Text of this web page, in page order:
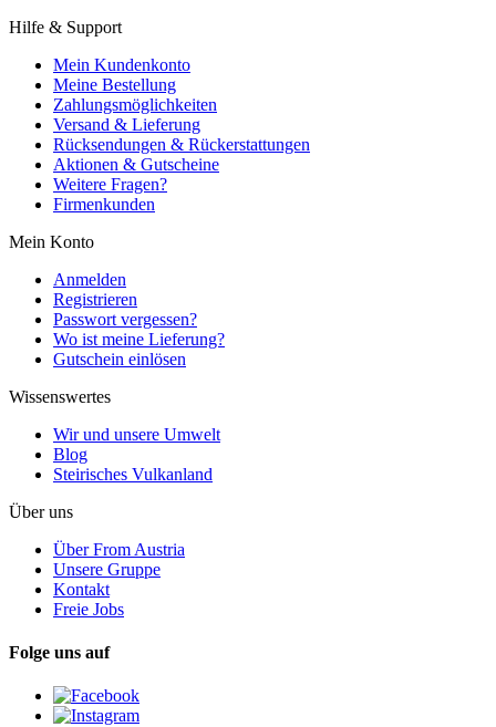
Hilfe & Support
Mein Kundenkonto
Meine Bestellung
Zahlungsmöglichkeiten
Versand & Lieferung
Rücksendungen & Rückerstattungen
Aktionen & Gutscheine
Weitere Fragen?
Firmenkunden
Mein Konto
Anmelden
Registrieren
Passwort vergessen?
Wo ist meine Lieferung?
Gutschein einlösen
Wissenswertes
Wir und unsere Umwelt
Blog
Steirisches Vulkanland
Über uns
Über From Austria
Unsere Gruppe
Kontakt
Freie Jobs
Folge uns auf